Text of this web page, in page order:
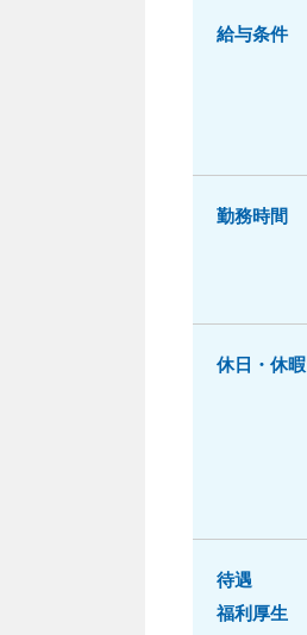
給与条件
勤務時間
休日・休暇
待遇
福利厚生